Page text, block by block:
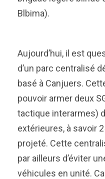
Blbima).
Aujourd’hui, il est
d’un parc centralisé
basé à Canjuers.
pouvoir armer deux
tactique interarmes)
extérieures, à savoir
projeté. Cette
par ailleurs d’éviter
véhicules en unité.